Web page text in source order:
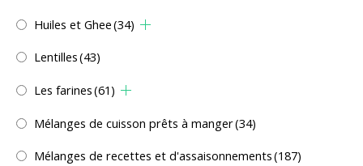
Huiles et Ghee(34)
Lentilles(43)
Les farines(61)
Mélanges de cuisson prêts à manger(34)
Mélanges de recettes et d'assaisonnements(187)